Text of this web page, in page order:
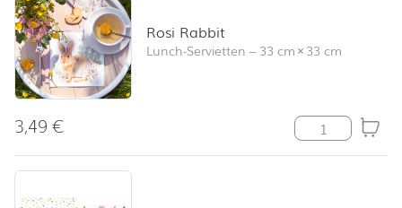
Rosi Rabbit
Lunch-Servietten –33 cm×33 cm
3,49€ Rosi Rabbit